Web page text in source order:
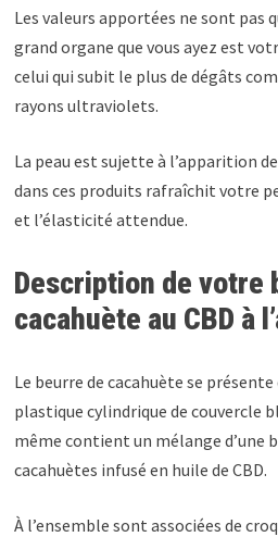
Les valeurs apportées ne sont pas
grand organe que vous ayez est
celui qui subit le plus de dégâts
rayons ultraviolets.
La peau est sujette à l’apparition
dans ces produits rafraîchit votre
et l’élasticité attendue.
Description de votre
cacahuète au CBD à
Le beurre de cacahuète se
plastique cylindrique de couvercle
même contient un mélange d’une
cacahuètes infusé en huile de CBD.
À l’ensemble sont associées de